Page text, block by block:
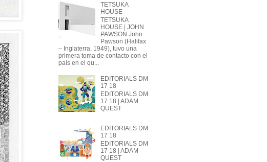
TETSUKA
HOUSE
TETSUKA
HOUSE | JOHN
PAWSON John
Pawson (Halifax
– Inglaterra, 1949), tuvo una
primera toma de contacto con el
país en el qu...
EDITORIALS DM
17 18
EDITORIALS DM
17 18 | ADAM
QUEST
EDITORIALS DM
17 18
EDITORIALS DM
17 18 | ADAM
QUEST